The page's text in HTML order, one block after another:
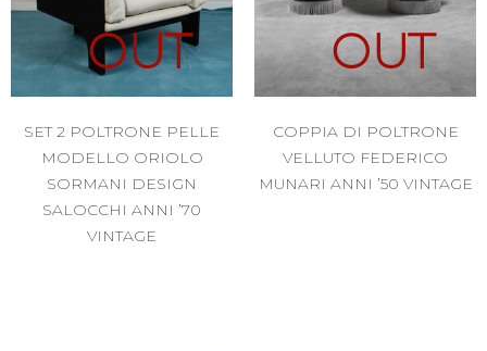
OUT
SET 2 POLTRONE PELLE
MODELLO ORIOLO
SORMANI DESIGN
SALOCCHI ANNI ’70
VINTAGE
OUT
COPPIA DI POLTRONE
VELLUTO FEDERICO
MUNARI ANNI ’50 VINTAGE